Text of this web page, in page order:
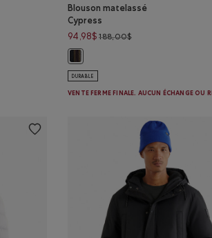
à 199,99$
Blouson matelassé
Cypress
94,98$ 188,00$Prix réduit de
DURABLE
VENTE FERME FINALE. AUCUN ÉCHANGE OU